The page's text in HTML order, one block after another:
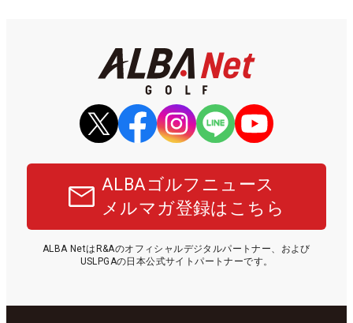
ALBAゴルフニュース
メルマガ登録はこちら
ALBA NetはR&Aのオフィシャルデジタルパートナー、および
USLPGAの日本公式サイトパートナーです。